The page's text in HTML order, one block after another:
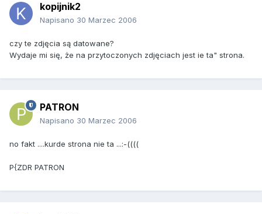
kopijnik2
Napisano 30 Marzec 2006
czy te zdjęcia są datowane?
Wydaje mi się, że na przytoczonych zdjęciach jest ie ta" strona.
PATRON
Napisano 30 Marzec 2006
no fakt ....kurde strona nie ta ...:-((((
P{ZDR PATRON